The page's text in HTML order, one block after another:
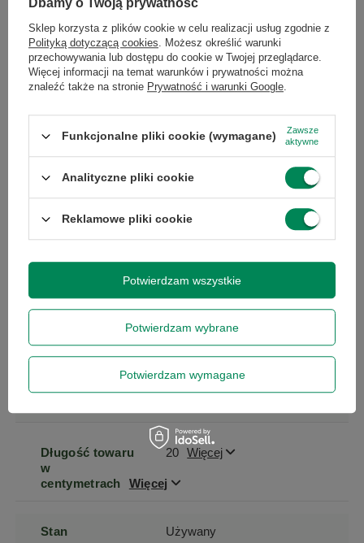
Klasa A
Szerokość
produktu
20
Wysokość
produktu
5
Głębokość
produktu
20
towaru w
Więcej
towaru w
20 Więcej
Długość towaru
w
centymetrach
Więcej
20 Więcej
Stan Używany
Dbamy o Twoją prywatność
Sklep korzysta z plików cookie w celu realizacji usług zgodnie z
Polityką dotyczącą cookies. Możesz określić warunki
przechowywania lub dostępu do cookie w Twojej przeglądarce.
Więcej informacji na temat warunków i prywatności można
znaleźć także na stronie Prywatność i warunki Google.
Funkcjonalne pliki cookie (wymagane)
Zawsze
aktywne
Analityczne pliki cookie
Reklamowe pliki cookie
Potwierdzam wybrane
Potwierdzam wymagane
Potwierdzam wszystkie